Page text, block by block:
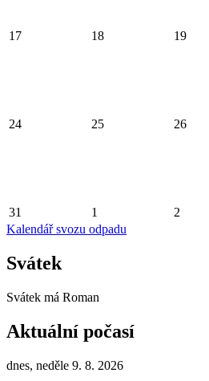
17 18 19
24 25 26
31 1 2
Kalendář svozu odpadu
Svátek
Svátek má Roman
Aktuální počasí
dnes, neděle 9. 8. 2026